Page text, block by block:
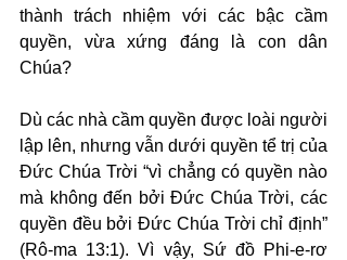
thành trách nhiệm với các bậc cầm
quyền, vừa xứng đáng là con dân
Chúa?
Dù các nhà cầm quyền được loài người
lập lên, nhưng vẫn dưới quyền tể trị của
Đức Chúa Trời “vì chẳng có quyền nào
mà không đến bởi Đức Chúa Trời, các
quyền đều bởi Đức Chúa Trời chỉ định”
(Rô-ma 13:1). Vì vậy, Sứ đồ Phi-e-rơ